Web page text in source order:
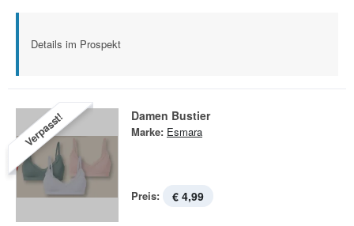
Details im Prospekt
Verpasst! Damen Bustier
Marke: Esmara
Preis: € 4,99